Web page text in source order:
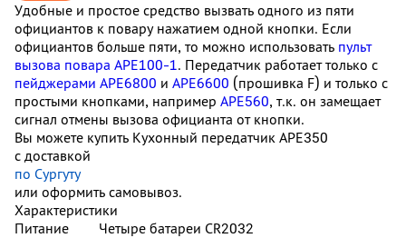
Удобные и простое средство вызвать одного из пяти
официантов к повару нажатием одной кнопки. Если
официантов больше пяти, то можно использовать пульт
вызова повара АРЕ100-1. Передатчик работает только с
пейджерами АРЕ6800 и APE6600 (прошивка F) и только с
простыми кнопками, например APE560, т.к. он замещает
сигнал отмены вызова официанта от кнопки.
Вы можете купить Кухонный передатчик APE350
с доставкой
по Сургуту
или оформить самовывоз.
Характеристики
Питание
Четыре батареи CR2032